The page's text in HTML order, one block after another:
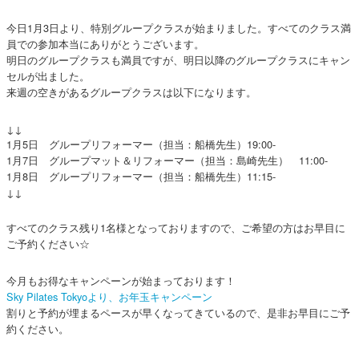
今日1月3日より、特別グループクラスが始まりました。すべてのクラス満
員での参加本当にありがとうございます。
明日のグループクラスも満員ですが、明日以降のグループクラスにキャン
セルが出ました。
来週の空きがあるグループクラスは以下になります。
↓↓
1月5日 グループリフォーマー（担当：船橋先生）19:00-
1月7日 グループマット＆リフォーマー（担当：島崎先生） 11:00-
1月8日 グループリフォーマー（担当：船橋先生）11:15-
↓↓
すべてのクラス残り1名様となっておりますので、ご希望の方はお早目に
ご予約ください☆
今月もお得なキャンペーンが始まっております！
Sky Pilates Tokyoより、お年玉キャンペーン
割りと予約が埋まるペースが早くなってきているので、是非お早目にご予
約ください。